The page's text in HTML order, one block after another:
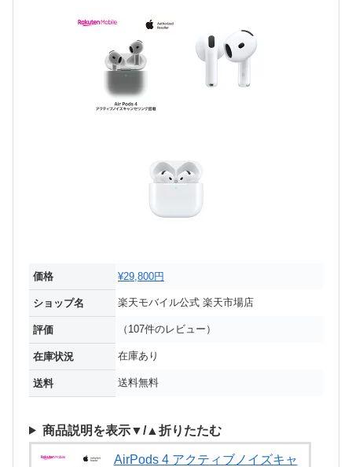
価格 ¥29,800円
ショップ名 楽天モバイル公式 楽天市場店
評価 （107件のレビュー）
在庫状況 在庫あり
送料 送料無料
商品説明を表示▼/▲折りたたむ
AirPods 4 アクティブノイズキャ